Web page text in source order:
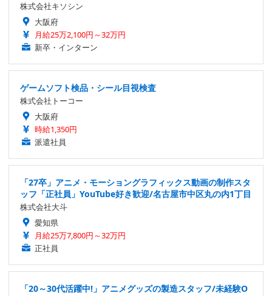
株式会社キソシン
大阪府
月給25万2,100円～32万円
新卒・インターン
ゲームソフト検品・シール目視検査
株式会社トーコー
大阪府
時給1,350円
派遣社員
「27卒」アニメ・モーショングラフィックス動画の制作スタ
ッフ「正社員」YouTube好き歓迎/名古屋市中区丸の内1丁目
株式会社大斗
愛知県
月給25万7,800円～32万円
正社員
「20～30代活躍中!」アニメグッズの製造スタッフ/未経験O